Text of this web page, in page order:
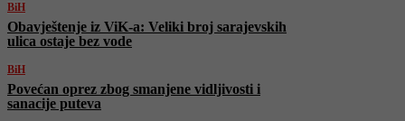
BiH
Obavještenje iz ViK-a: Veliki broj sarajevskih
ulica ostaje bez vode
BiH
Povećan oprez zbog smanjene vidljivosti i
sanacije puteva